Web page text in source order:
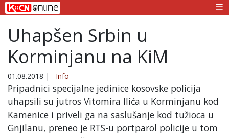
☰
Uhapšen Srbin u
Korminjanu na KiM
01.08.2018 | Info
Pripadnici specijalne jedinice kosovske policija
uhapsili su jutros Vitomira Ilića u Korminjanu kod
Kamenice i priveli ga na saslušanje kod tužioca u
Gnjilanu, preneo je RTS-u portparol policije u tom